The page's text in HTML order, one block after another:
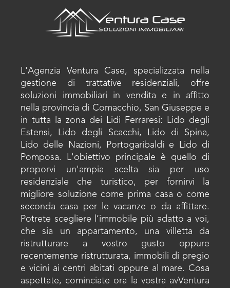
L'Agenzia Ventura Case, specializzata nella
gestione di trattative residenziali, offre
soluzioni immobiliari in vendita e in affitto
nella provincia di Comacchio, San Giuseppe e
in tutta la zona dei Lidi Ferraresi: Lido degli
Estensi, Lido degli Scacchi, Lido di Spina,
Lido delle Nazioni, Portogaribaldi e Lido di
Pomposa. L'obiettivo principale è quello di
proporvi un'ampia scelta sia per uso
residenziale che turistico, per fornirvi la
migliore soluzione come prima casa o come
seconda casa per le vacanze o da affittare.
Potrete scegliere l’immobile più adatto a voi,
che sia un appartamento, una villetta da
ristrutturare a vostro gusto oppure
recentemente ristrutturata, immobili di pregio
e vicini ai centri abitati oppure al mare. Cosa
aspettate, cominciate ora la vostra avVentura